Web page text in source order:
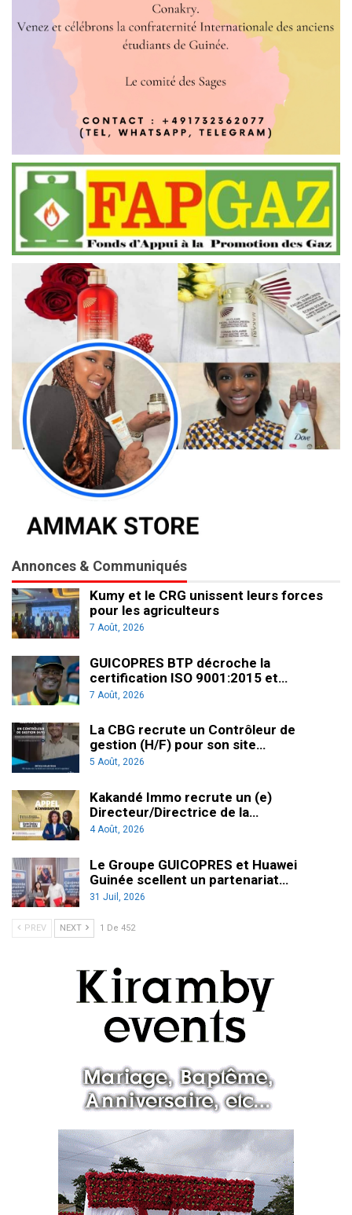
Annonces & Communiqués
Kumy et le CRG unissent leurs forces
pour les agriculteurs
7 Août, 2026
GUICOPRES BTP décroche la
certification ISO 9001:2015 et…
7 Août, 2026
La CBG recrute un Contrôleur de
gestion (H/F) pour son site…
5 Août, 2026
Kakandé Immo recrute un (e)
Directeur/Directrice de la…
4 Août, 2026
Le Groupe GUICOPRES et Huawei
Guinée scellent un partenariat…
31 Juil, 2026
PREV NEXT 1 De 452